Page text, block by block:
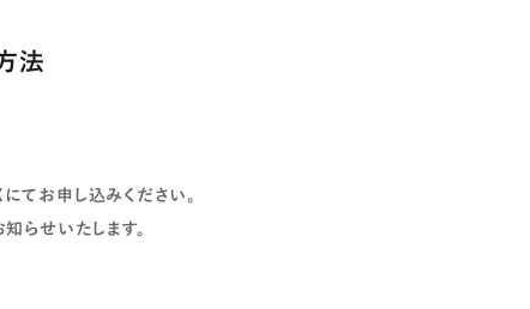
法
てお申し込みください。
らせいたします。